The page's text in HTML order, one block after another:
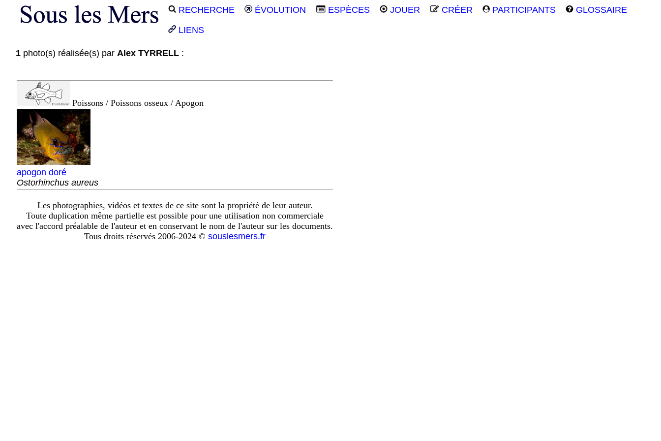
RECHERCHE ÉVOLUTION ESPÈCES JOUER CRÉER PARTICIPANTS GLOSSAIRE
LIENS
1 photo(s) réalisée(s) par Alex TYRRELL :
Poissons / Poissons osseux / Apogon
apogon doré
Ostorhinchus aureus
Les photographies, vidéos et textes de ce site sont la propriété de leur auteur.
Toute duplication même partielle est possible pour une utilisation non commerciale
avec l'accord préalable de l'auteur et en conservant le nom de l'auteur sur les documents.
Tous droits réservés 2006-2024 © souslesmers.fr